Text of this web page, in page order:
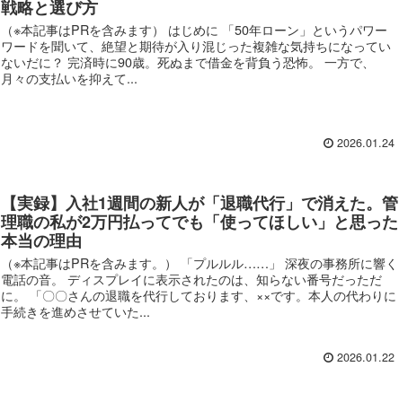
戦略と選び方
（※本記事はPRを含みます） はじめに 「50年ローン」というパワー
ワードを聞いて、絶望と期待が入り混じった複雑な気持ちになってい
ないだに？ 完済時に90歳。死ぬまで借金を背負う恐怖。 一方で、
月々の支払いを抑えて...
2026.01.24
【実録】入社1週間の新人が「退職代行」で消えた。管
理職の私が2万円払ってでも「使ってほしい」と思った
本当の理由
（※本記事はPRを含みます。） 「プルルル……」 深夜の事務所に響く
電話の音。 ディスプレイに表示されたのは、知らない番号だっただ
に。 「〇〇さんの退職を代行しております、××です。本人の代わりに
手続きを進めさせていた...
2026.01.22